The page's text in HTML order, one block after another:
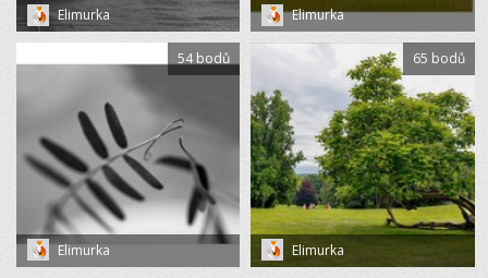
Elimurka Elimurka
Elimurka
54 bodů
Elimurka
65 bodů